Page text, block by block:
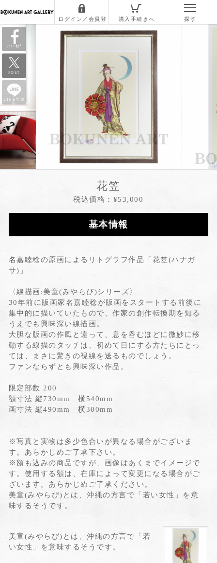
いいね!
POST
LINEで送
る
花笠
税込価格：¥53,000
基本情報
名嘉睦稔の原画によるリトグラフ作品「花笠(ハナガ
サ)」
〈線描画:美童(みやらび)シリーズ〉
30年前に版画家名嘉睦稔が版画をスタートする前後に
集中的に描いていたもので、作家の創作転換期を知る
うえでも興味深い線描画。
大胆な版画の作風と違って、息を呑むほどに微妙に移
動する線描のタッチは、初めて目にする方たちにとっ
ては、まさに驚きの視線を送るものでしょう。
ファンならずとも興味深い作品。
限定部数 200
額寸法 縦730mm 横540mm
画寸法 縦490mm 横300mm
※写真と実物は多少色合いが異なる場合がございま
す。あらかじめご了承下さい。
※額も込みの商品ですが、画像はあくまでイメージで
す。使用する額は、在庫によって変更になる場合がご
ざいます。あらかじめご了承ください。
美童(みやらび)とは、沖縄の方言で「若い女性」を意
味するそうです。
美童(みやらび)とは、沖縄の方言で「若
い女性」を意味するそうです。